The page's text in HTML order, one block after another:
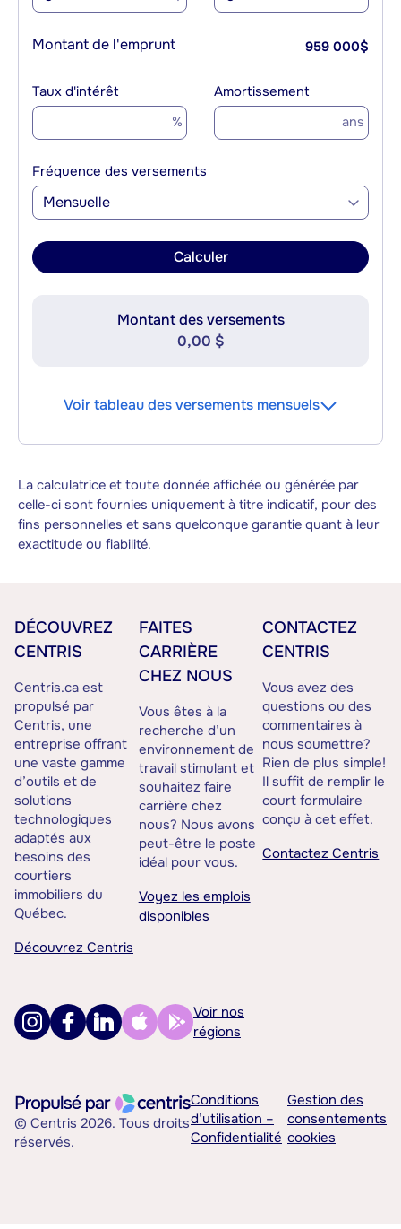
Montant de l'emprunt 959 000$
Taux d'intérêt
%
Amortissement
ans
Fréquence des versements
Mensuelle
Calculer
Montant des versements
0,00 $
Voir tableau des versements mensuels
La calculatrice et toute donnée affichée ou générée par
celle-ci sont fournies uniquement à titre indicatif, pour des
fins personnelles et sans quelconque garantie quant à leur
exactitude ou fiabilité.
DÉCOUVREZ
CENTRIS
Centris.ca est
propulsé par
Centris, une
entreprise offrant
une vaste gamme
d’outils et de
solutions
technologiques
adaptés aux
besoins des
courtiers
immobiliers du
Québec.
Découvrez Centris
FAITES
CARRIÈRE
CHEZ NOUS
Vous êtes à la
recherche d’un
environnement de
travail stimulant et
souhaitez faire
carrière chez
nous? Nous avons
peut-être le poste
idéal pour vous.
Voyez les emplois
disponibles
CONTACTEZ
CENTRIS
Vous avez des
questions ou des
commentaires à
nous soumettre?
Rien de plus simple!
Il suffit de remplir le
court formulaire
conçu à cet effet.
Contactez Centris
Voir nos
régions
© Centris 2026. Tous droits
réservés.
Conditions
d’utilisation –
Confidentialité
Gestion des
consentements
cookies